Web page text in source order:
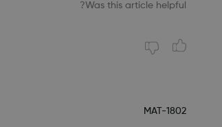
Was this article helpful?
MAT-1802